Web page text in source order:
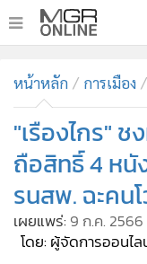
ทันเหตุการณ์
• ภาคใต้
• ภูมิภาค
• บันเทิง
ผู้จัดการรายวัน
หน้าหลัก การเมือง
"เรืองไกร"
ถือสิทธิ์ 4 หนั
รนสพ. ฉะคน
เผยแพร่: 9 ก.ค. 2566
โดย: ผู้จัดการออนไ